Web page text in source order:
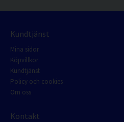
Kundtjänst
Mina sidor
Köpvillkor
Kundtjänst
Policy och cookies
Om oss
Kontakt